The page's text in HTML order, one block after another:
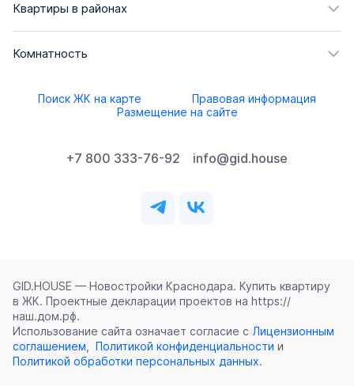
Квартиры в районах
Комнатность
Поиск ЖК на карте
Правовая информация
Размещение на сайте
+7 800 333-76-92 info@gid.house
GID.HOUSE — Новостройки Краснодара. Купить квартиру
в ЖК. Проектные декларации проектов на https://
наш.дом.рф.
Использование сайта означает согласие с Лицензионным
соглашением
Политикой конфиденциальности и
Политикой обработки персональных данных.